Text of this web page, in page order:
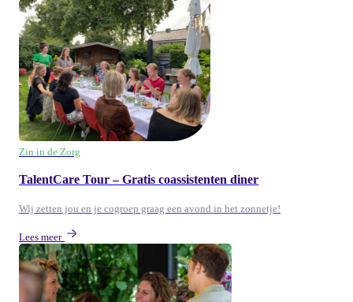
Zin in de Zorg
TalentCare Tour – Gratis coassistenten diner
Wij zetten jou en je cogroep graag een avond in het zonnetje!
Lees meer